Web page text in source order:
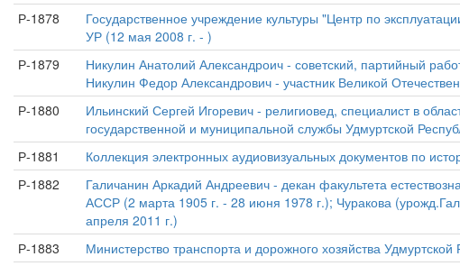
Р-1878
Государственное учреждение культуры "Центр по
УР (12 мая 2008 г. - )
Р-1879
Никулин Анатолий Александроич - советский, партийный
Никулин Федор Александрович - участник Великой
Р-1880
Ильинский Сергей Игоревич - религиовед, специалист в
государственной и муниципальной службы Удмуртской
Р-1881 Коллекция электронных аудиовизуальных документов по
Р-1882
Галичанин Аркадий Андреевич - декан факультета
АССР (2 марта 1905 г. - 28 июня 1978 г.); Чуракова
апреля 2011 г.)
Р-1883 Министерство транспорта и дорожного хозяйства